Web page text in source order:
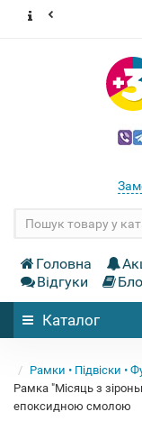
Головна
Відгуки
Каталог
Рамки • Підвіски •
Рамка "Місяць з
епоксидною смолою